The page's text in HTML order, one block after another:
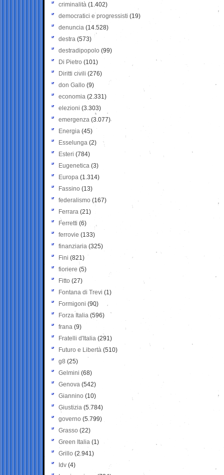
criminalità (1.402)
democratici e progressisti (19)
denuncia (14.528)
destra (573)
destradipopolo (99)
Di Pietro (101)
Diritti civili (276)
don Gallo (9)
economia (2.331)
elezioni (3.303)
emergenza (3.077)
Energia (45)
Esselunga (2)
Esteri (784)
Eugenetica (3)
Europa (1.314)
Fassino (13)
federalismo (167)
Ferrara (21)
Ferretti (6)
ferrovie (133)
finanziaria (325)
Fini (821)
fioriere (5)
Fitto (27)
Fontana di Trevi (1)
Formigoni (90)
Forza Italia (596)
frana (9)
Fratelli d'Italia (291)
Futuro e Libertà (510)
g8 (25)
Gelmini (68)
Genova (542)
Giannino (10)
Giustizia (5.784)
governo (5.799)
Grasso (22)
Green Italia (1)
Grillo (2.941)
Idv (4)